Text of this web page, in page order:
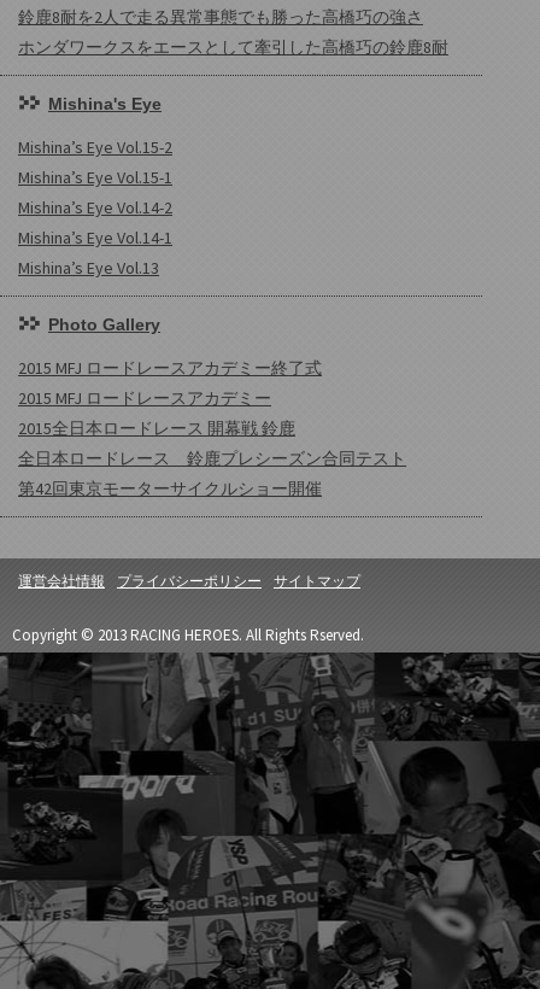
鈴鹿8耐を2人で走る異常事態でも勝った高橋巧の強さ
ホンダワークスをエースとして牽引した高橋巧の鈴鹿8耐
Mishina's Eye
Mishina’s Eye Vol.15-2
Mishina’s Eye Vol.15-1
Mishina’s Eye Vol.14-2
Mishina’s Eye Vol.14-1
Mishina’s Eye Vol.13
Photo Gallery
2015 MFJ ロードレースアカデミー終了式
2015 MFJ ロードレースアカデミー
2015全日本ロードレース 開幕戦 鈴鹿
全日本ロードレース 鈴鹿プレシーズン合同テスト
第42回東京モーターサイクルショー開催
運営会社情報 プライバシーポリシー サイトマップ
Copyright © 2013 RACING HEROES. All Rights Rserved.